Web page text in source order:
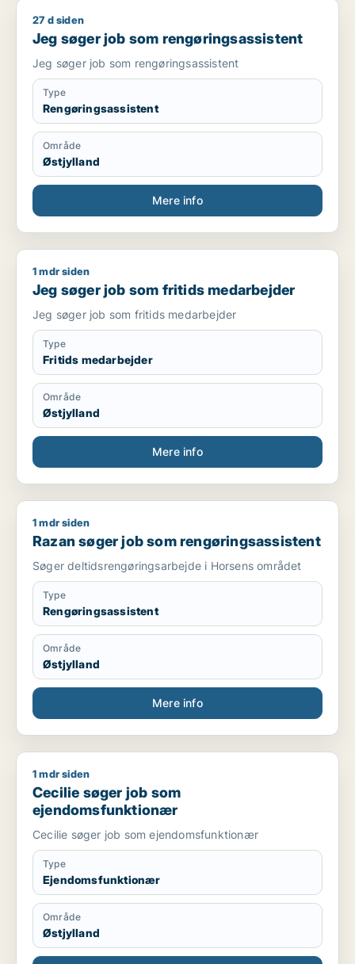
Jeg søger job som rengøringsassistent
27 d siden
Jeg søger job som rengøringsassistent
Jeg søger job som rengøringsassistent
Type
Rengøringsassistent
Område
Østjylland
Mere info
Jeg søger job som fritids medarbejder
1 mdr siden
Jeg søger job som fritids medarbejder
Jeg søger job som fritids medarbejder
Type
Fritids medarbejder
Område
Østjylland
Mere info
Razan søger job som rengøringsassistent
1 mdr siden
Razan søger job som rengøringsassistent
Søger deltidsrengøringsarbejde i Horsens området
Type
Rengøringsassistent
Område
Østjylland
Mere info
Cecilie søger job som ejendomsfunktionær
1 mdr siden
Cecilie søger job som
ejendomsfunktionær
Cecilie søger job som ejendomsfunktionær
Type
Ejendomsfunktionær
Område
Østjylland